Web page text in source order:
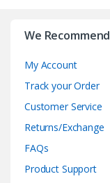
We Recommend
My Account
Track your Order
Customer Service
Returns/Exchange
FAQs
Product Support